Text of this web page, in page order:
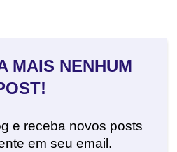
MAIS NENHUM
e receba novos posts
em seu email.